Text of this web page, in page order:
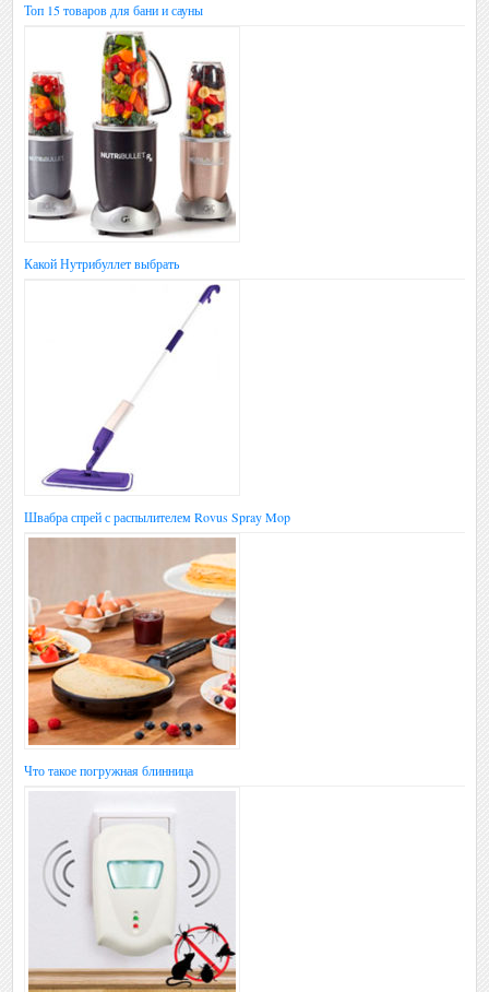
Топ 15 товаров для бани и сауны
Какой Нутрибуллет выбрать
Швабра спрей с распылителем Rovus Spray Mop
Что такое погружная блинница